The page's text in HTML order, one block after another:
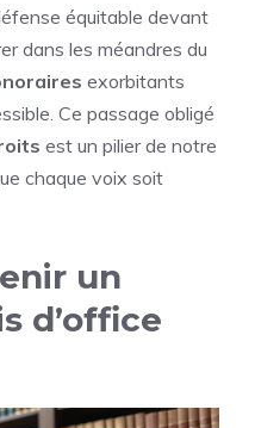
équitable devant
dans les méandres du
exorbitants
Ce passage obligé
est un pilier de notre
chaque voix soit
un
d’office